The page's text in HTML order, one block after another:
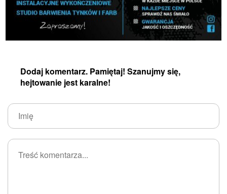
Dodaj komentarz. Pamiętaj! Szanujmy się,
hejtowanie jest karalne!